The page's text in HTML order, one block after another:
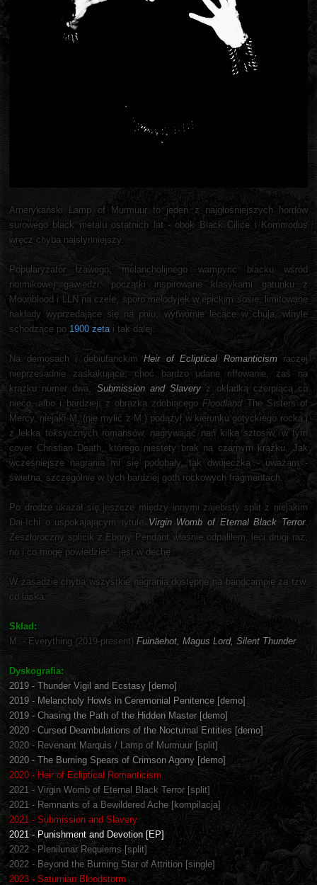
Amerykański Lamp of Murmuur to jeden z najgłośniejszych hordów
surowego black metalu ostatnich lat - obok Black Cilice i Kommodus
wręcz chyba najsłynniejszy.
Popularyzator łzawego, melancholijnego wampyric blacku wśród
normikowej gawiedzi, początki inspirowane klasykami gatunku z
Moonblood i LLN na czele, sporo melodyjek w epickim sosie, limitowane
nakłady wyprzedające się na pniu, wytwórnie lecące w chuja, winyle
schodzące po 1900 zeta i tak dalej.
Na demosach i debiutanckim Heir of Ecliptical Romanticismraczej
nieprzesadnie zaskakujące, choć bardzo udane riffowanie, zaś na
krążku numer dwa, Submission and Slavery z okładką czerpiącą co
nieco, albo i bardziej, z obrazka zdobiącego Floodland The Sisters of
Mercy, niejaki M. (nie mylić z M.) podążył w kierunku gotyckiego rocka i
z lekka toksycznych romansów, nagrywając nań kilka sztosiw, w tym
cover Christian Death, którego niestety brak na czarnym krążku. Jak
wcześniejsze nagrania mi się podobały, tak dwójeczka - uważam -
świetna, szczególnie w tych bardziej goth rockowych fragmentach.
Po drodze ukazał się jeszcze między innymi zajebisty split z niejakim
Dai-Ichi o uspokajającym tytule Virgin Womb of Eternal Black Terror.
Zeszłoroczny splicik z Ebony Pendant właśnie odpaliłem, leci drugi raz,
no i co mogę powiedzieć - jest w dechę.
W zasadzie chyba wszystkie nagrania dostępne na bandcampie za tzw.
co łaska.
Skład:
M. - Everything (2019-present) Fuinäehot, Magus Lord, Silent Thunder
Dyskografia:
2019 - Thunder Vigil and Ecstasy [demo]
2019 - Melancholy Howls in Ceremonial Penitence [demo]
2019 - Chasing the Path of the Hidden Master [demo]
2020 - Cursed Deambulations of the Nocturnal Entities [demo]
2020 - Revenant Marquis​ / ​Lamp of Murmuur [split]
2020 - The Burning Spears of Crimson Agony [demo]
2020 - Heir of Ecliptical Romanticism
2021 - Virgin Womb of Eternal Black Terror [split]
2021 - Remnants of a Bewildered Ache [kompilacja]
2021 - Submission and Slavery
2021 - Punishment and Devotion [EP]
2022 - Plenilunar Requiems [split]
2022 - Beyond the Burning Star of Attrition [single]
2023 - Saturnian Bloodstorm